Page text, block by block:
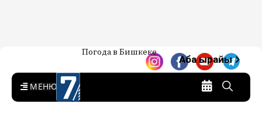
7-канал. Жаңылыктар —
Кыргызстан
Жаңылыктар — Кыргызстан
Погода в Бишкеке
Аба ырайы
MENU